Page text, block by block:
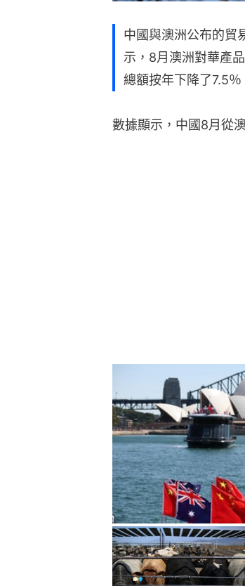
中國與澳洲公布的貿
示，8月澳洲對華產
總額按年下降了7.5％
數據顯示，中國8月從